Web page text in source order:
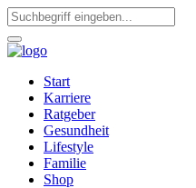
Start
Karriere
Ratgeber
Gesundheit
Lifestyle
Familie
Shop